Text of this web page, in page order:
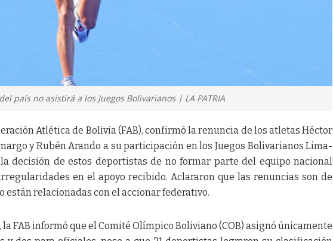
país no asistirá a los Juegos Bolivarianos | LA PATRIA
Atlética de Bolivia (FAB), confirmó la renuncia de los atletas Héctor
y Rubén Arando a su participación en los Juegos Bolivarianos Lima-
la decisión de estos deportistas de no formar parte del equipo nacional
en el apoyo recibido. Aclararon que las renuncias son de
están relacionadas con el accionar federativo.
FAB informó que el Comité Olímpico Boliviano (COB) asignó únicamente